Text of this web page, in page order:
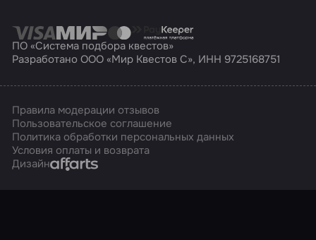
ПО «Система подбора квестов»
Разработано ООО «Мир Квестов С», ИНН 9725168751
Правила модерации отзывов
Пользовательское соглашение
Политика обработки персональных данных
Условия оплаты и возврата
ДизайнAffarts